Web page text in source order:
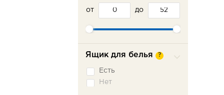
Трехсекционная
еврокнижка
Седафлекс
от до
Ящик для белья ?
Есть
Нет